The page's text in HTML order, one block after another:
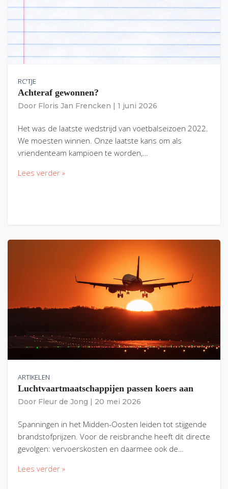
RC'TJE
Achteraf gewonnen?
Door Floris Jan Frencken 1 juni 2026
Het was de laatste wedstrijd van voetbalseizoen 2022.
We moesten winnen. Onze laatste kans om als
vriendenteam kampioen te worden,…
Lees verder »
ARTIKELEN
Luchtvaartmaatschappijen passen koers aan
Door Fleur de Jong 20 mei 2026
Spanningen in het Midden-Oosten leiden tot stijgende
brandstofprijzen. Voor de reisbranche heeft dit directe
gevolgen: vervoerskosten en daarmee ook de…
Lees verder »